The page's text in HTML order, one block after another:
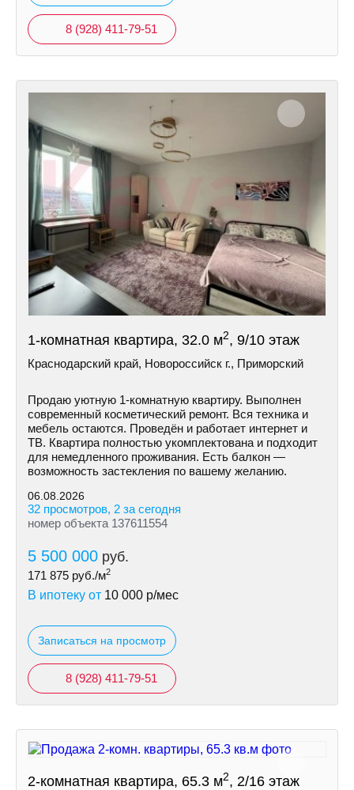
8 (928) 411-79-51
1-комнатная квартира, 32.0 м2, 9/10 этаж
Краснодарский край, Новороссийск г., Приморский
Продаю уютную 1-комнатную квартиру. Выполнен
современный косметический ремонт. Вся техника и
мебель остаются. Проведён и работает интернет и
ТВ. Квартира полностью укомплектована и подходит
для немедленного проживания. Есть балкон —
возможность застекления по вашему желанию.
06.08.2026
32 просмотров, 2 за сегодня
номер объекта 137611554
5 500 000 руб.
171 875 руб./м2
В ипотеку от 10 000 р/мес
Записаться на просмотр
8 (928) 411-79-51
2-комнатная квартира, 65.3 м2, 2/16 этаж